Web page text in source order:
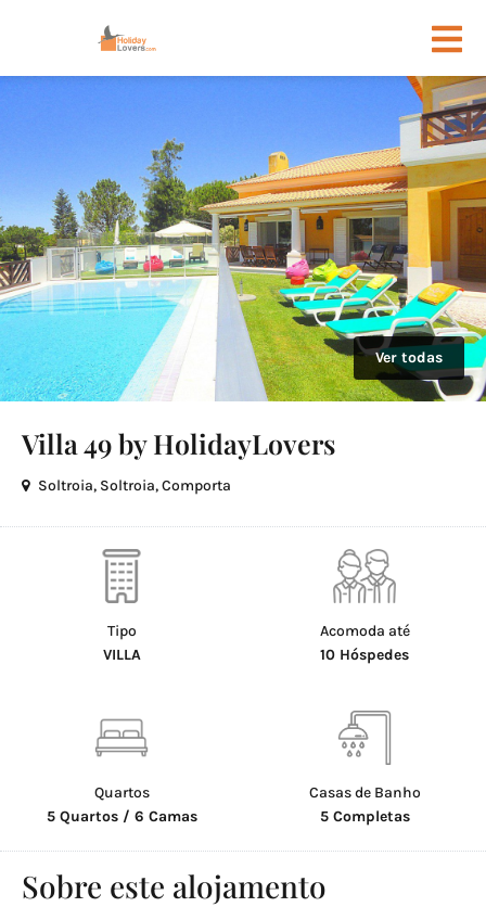
Ver todas
Villa 49 by HolidayLovers
Soltroia, Soltroia, Comporta
Tipo
VILLA
Acomoda até
10 Hóspedes
Quartos
5 Quartos / 6 Camas
Casas de Banho
5 Completas
Sobre este alojamento